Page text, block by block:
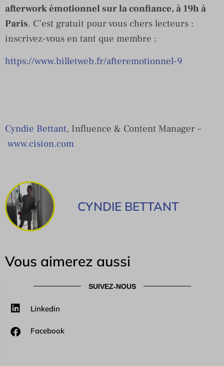
afterwork émotionnel sur la confiance, à 19h à
Paris. C’est gratuit pour vous chers lecteurs :
inscrivez-vous en tant que membre :
https://www.billetweb.fr/afteremotionnel-9
Cyndie Bettant, Influence & Content Manager –
www.cision.com
CYNDIE BETTANT
Vous aimerez aussi
SUIVEZ-NOUS
Linkedin
Facebook